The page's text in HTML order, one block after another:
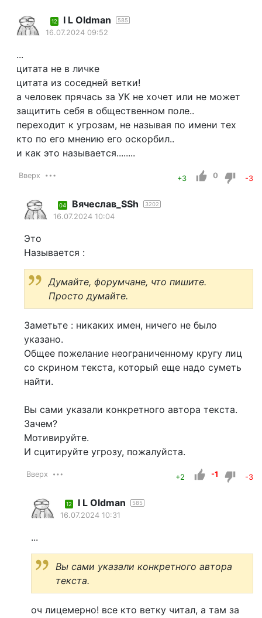
12 I L Oldman 585
16.07.2024 09:52
...
цитата не в личке
цитата из соседней ветки!
а человек прячась за УК не хочет или не может
защитить себя в общественном поле..
переходит к угрозам, не называя по имени тех
кто по его мнению его оскорбил..
и как это называется........
Вверх +3 0 -3
04 Вячеслав_SSh 3202
16.07.2024 10:04
Это
Называется :
Думайте, форумчане, что пишите.
Просто думайте.
Заметьте : никаких имен, ничего не было
указано.
Общее пожелание неограниченному кругу лиц
со скрином текста, который еще надо суметь
найти.
Вы сами указали конкретного автора текста.
Зачем?
Мотивируйте.
И сцитируйте угрозу, пожалуйста.
Вверх +2 -1 -3
12 I L Oldman 585
16.07.2024 10:31
...
Вы сами указали конкретного автора
текста.
оч лицемерно! все кто ветку читал, а там за